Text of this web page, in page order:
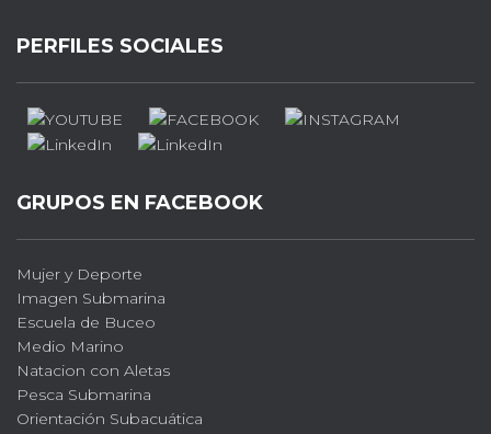
PERFILES SOCIALES
GRUPOS EN FACEBOOK
Mujer y Deporte
Imagen Submarina
Escuela de Buceo
Medio Marino
Natacion con Aletas
Pesca Submarina
Orientación Subacuática